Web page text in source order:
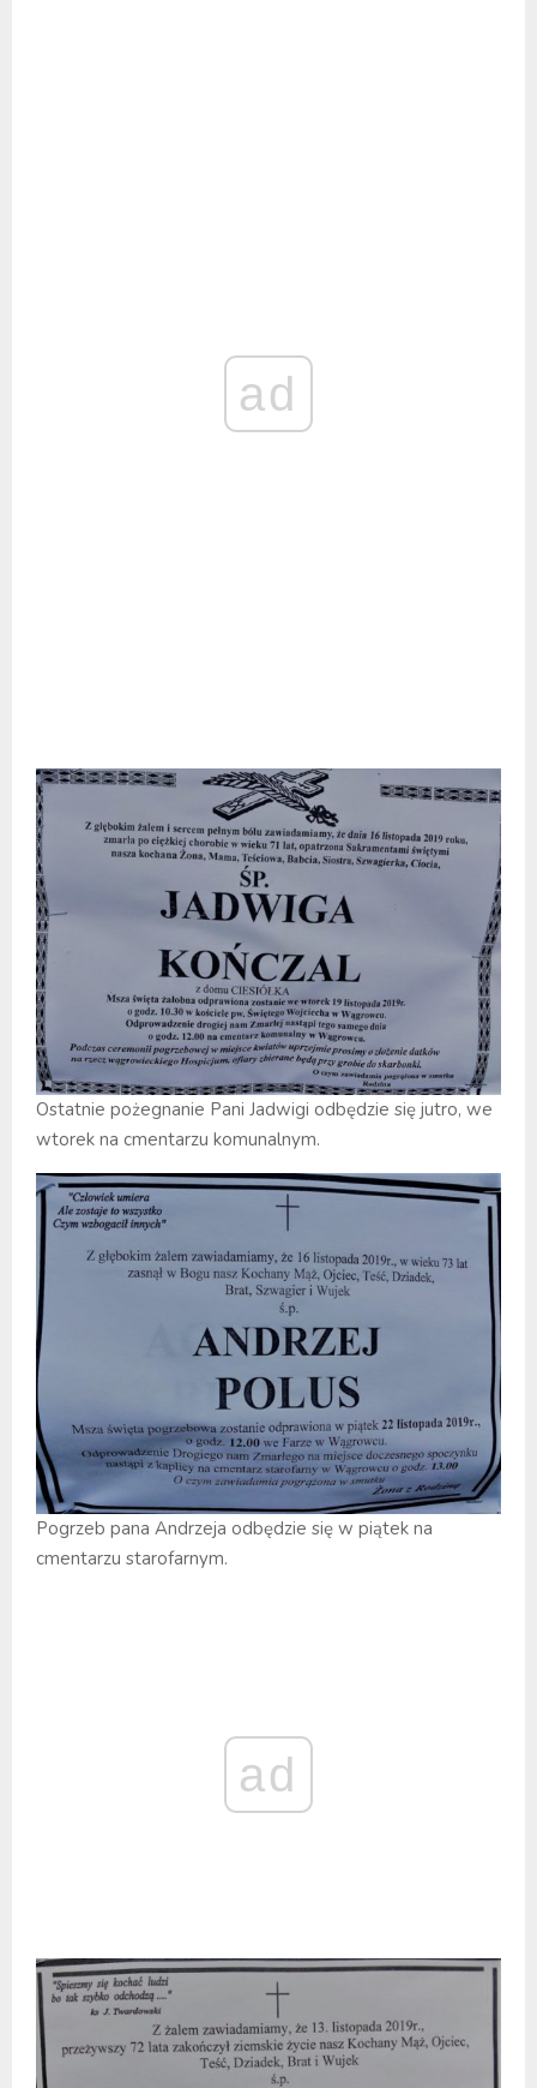
ad
Ostatnie pożegnanie Pani Jadwigi odbędzie się jutro, we
wtorek na cmentarzu komunalnym.
Pogrzeb pana Andrzeja odbędzie się w piątek na
cmentarzu starofarnym.
ad